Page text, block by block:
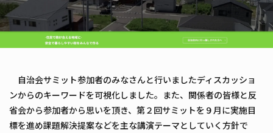
自治会サミット参加者のみなさんと行いましたディスカッショ
ンからのキーワードを可視化しました。また、関係者の皆様と反
省会から参加者から思いを頂き、第２回サミットを９月に実施目
標を進め課題解決提案などを主な講演テーマとしていく方針で